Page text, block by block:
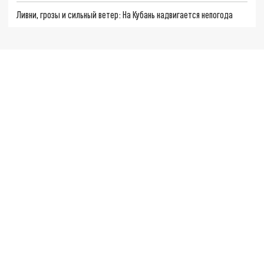
Ливни, грозы и сильный ветер: На Кубань надвигается непогода